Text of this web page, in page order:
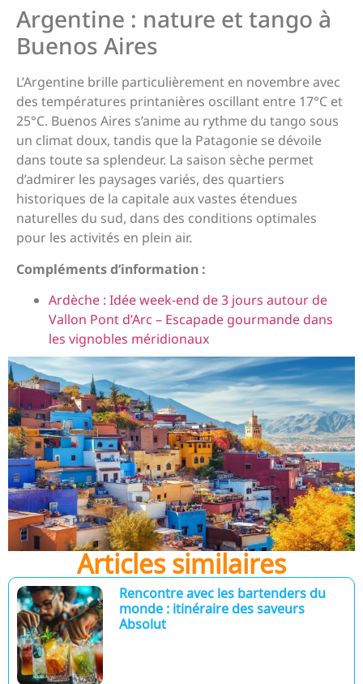
Argentine : nature et tango à
Buenos Aires
L’Argentine brille particulièrement en novembre avec
des températures printanières oscillant entre 17°C et
25°C. Buenos Aires s’anime au rythme du tango sous
un climat doux, tandis que la Patagonie se dévoile
dans toute sa splendeur. La saison sèche permet
d’admirer les paysages variés, des quartiers
historiques de la capitale aux vastes étendues
naturelles du sud, dans des conditions optimales
pour les activités en plein air.
Compléments d’information :
Ardèche : Idée week-end de 3 jours autour de
Vallon Pont d’Arc – Escapade gourmande dans
les vignobles méridionaux
Articles similaires
Rencontre avec les bartenders du
monde : itinéraire des saveurs
Absolut